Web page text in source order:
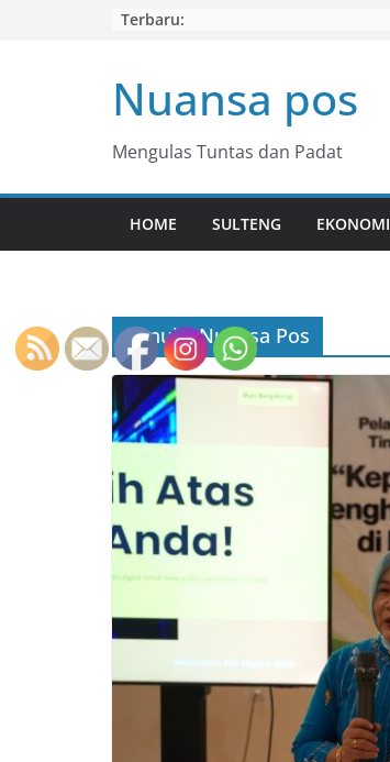
Terbaru:
Nuansa pos
Mengulas Tuntas dan Padat
HOME SULTENG EKONOMI
Penulis:Nuansa Pos